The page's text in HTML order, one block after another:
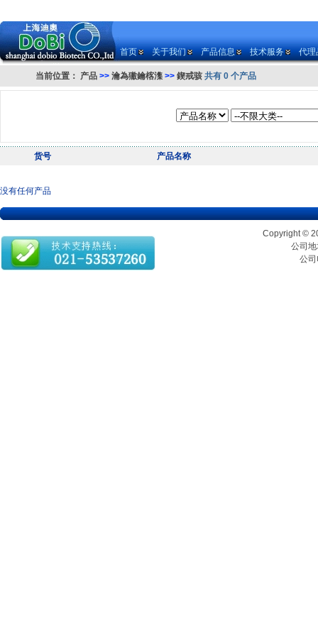
首页 关于我们 产品信息 技术服务 代理
当前位置： 产品 >> 瀹為獙鑰楁潗 >> 鍥戒骇 共有 0 个产品
货号 产品名称
没有任何产品
Copyright ©
公司
公